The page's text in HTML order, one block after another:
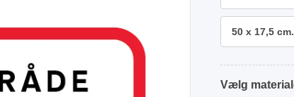
50 x 17,5 cm.